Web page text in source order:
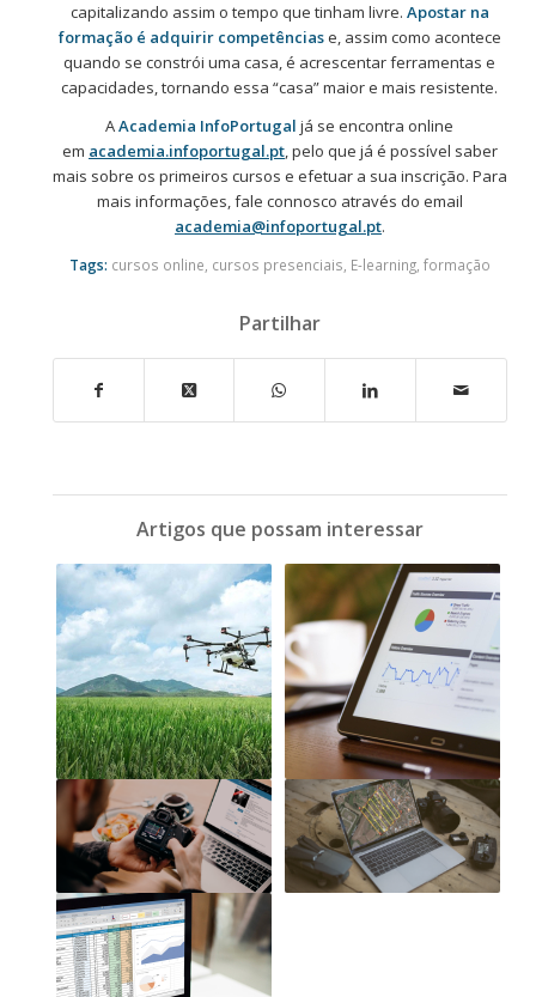
capitalizando assim o tempo que tinham livre. Apostar na
formação é adquirir competênciase, assim como acontece
quando se constrói uma casa, é acrescentar ferramentas e
capacidades, tornando essa “casa” maior e mais resistente.
AAcademia InfoPortugal já se encontra online
em academia.infoportugal.pt, pelo que já é possível saber
mais sobre os primeiros cursos e efetuar a sua inscrição. Para
mais informações, fale connosco através do email
academia@infoportugal.pt.
Tags: cursos online, cursos presenciais, E-learning, formação
Partilhar
Artigos que possam interessar